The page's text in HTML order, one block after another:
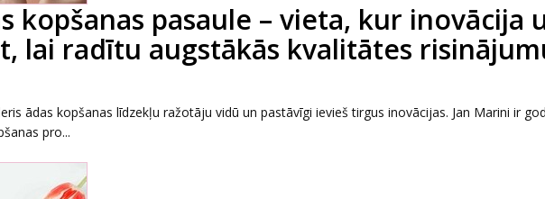
kopšanas pasaule – vieta, kur inovācija
lai radītu augstākās kvalitātes
ādas kopšanas līdzekļu ražotāju vidū un pastāvīgi ievieš tirgus inovācijas. Jan Marini ir
pro...